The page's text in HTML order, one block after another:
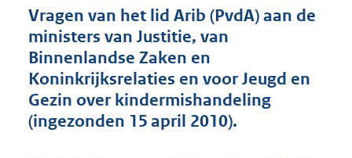
n
d
s
g
r
o
Vragen van het lid Arib (PvdA) aan de
ministers van Justitie, van
Binnenlandse Zaken en
Koninkrijksrelaties en voor Jeugd en
Gezin over kindermishandeling
(ingezonden 15 april 2010).